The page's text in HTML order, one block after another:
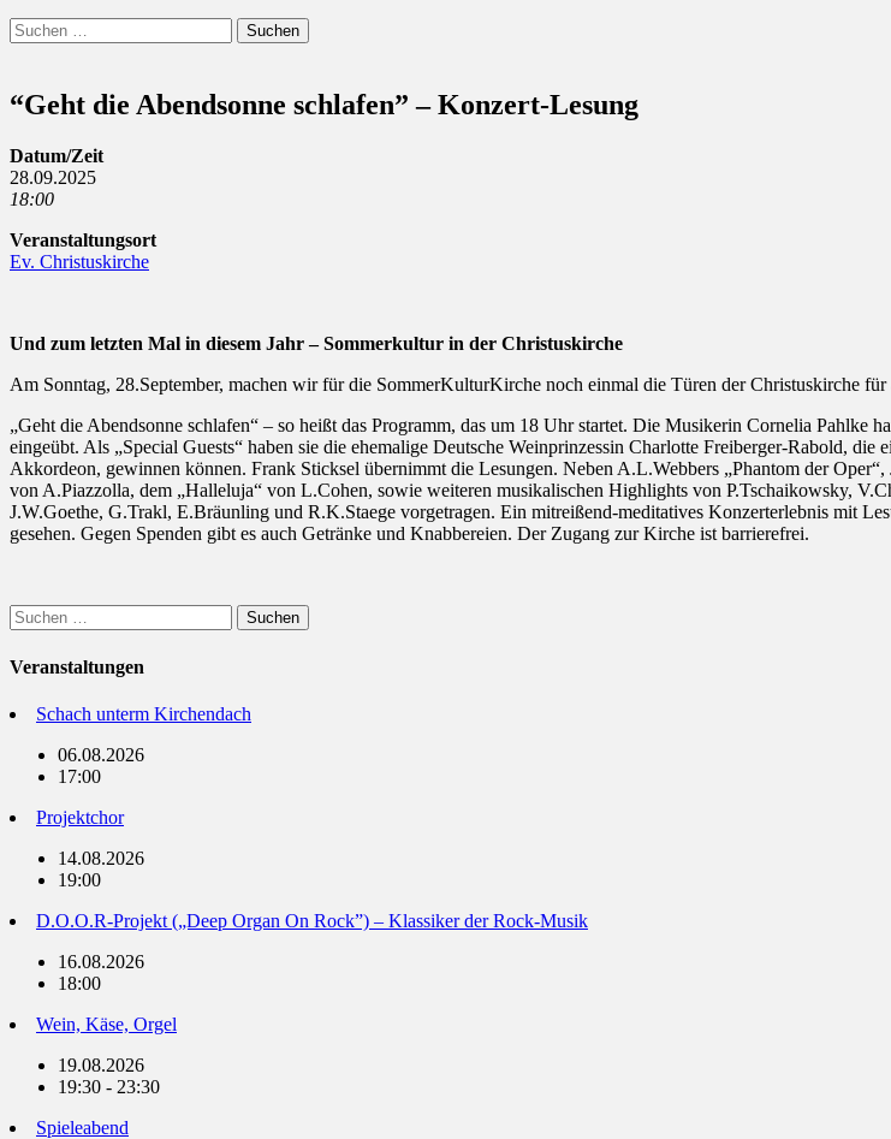
Suchen
Suchen
nach:
“Geht die Abendsonne schlafen” – Konzert-Lesung
Datum/Zeit
28.09.2025
18:00
Veranstaltungsort
Ev. Christuskirche
Und zum letzten Mal in diesem Jahr – Sommerkultur in der Christuskirche
Am Sonntag, 28.September, machen wir für die SommerKulturKirche noch einmal die Türen der Christuskirche
„Geht die Abendsonne schlafen“ – so heißt das Programm, das um 18 Uhr startet. Die Musikerin Cornelia Pahlke
eingeübt. Als „Special Guests“ haben sie die ehemalige Deutsche Weinprinzessin Charlotte Freiberger-Rabold,
Akkordeon, gewinnen können. Frank Sticksel übernimmt die Lesungen. Neben A.L.Webbers „Phantom der
von A.Piazzolla, dem „Halleluja“ von L.Cohen, sowie weiteren musikalischen Highlights von P.Tschaikowsky,
J.W.Goethe, G.Trakl, E.Bräunling und R.K.Staege vorgetragen. Ein mitreißend-meditatives Konzerterlebnis mit
gesehen. Gegen Spenden gibt es auch Getränke und Knabbereien. Der Zugang zur Kirche ist barrierefrei.
Suchen
nach:
Veranstaltungen
Schach unterm Kirchendach
06.08.2026
17:00
Projektchor
14.08.2026
19:00
D.O.O.R-Projekt („Deep Organ On Rock”) – Klassiker der Rock-Musik
16.08.2026
18:00
Wein, Käse, Orgel
19.08.2026
19:30 - 23:30
Spieleabend